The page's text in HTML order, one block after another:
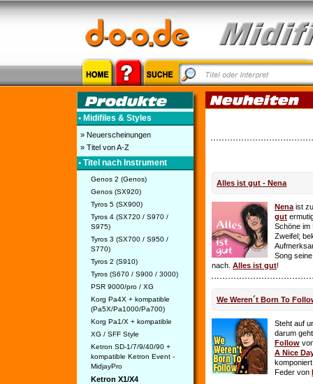
• Midifiles & Styles
» Neuerscheinungen
» Titel von A-Z
• Titel nach Instrument
Genos 2 (Genos)
Genos (SX920)
Tyros 5 (SX900)
Tyros 4 (SX720 / S970 /
S975)
Tyros 3 (SX700 / S950 /
S770)
Tyros 2 (S910)
Tyros (S670 / S900 / 3000)
PSR 9000/pro / XG
Korg Pa4X + kompatible
(Pa5X/Pa1000/Pa700)
Korg Pa1/X + kompatible
XG / SFF Style
Ketron SD-1/7/9/40/90 +
kompatible Ketron Event -
MidjayPro
Ketron X1/X4
Alles ist gut - Nena
Nena ist
gut
Schöne im
Zweifel;
Song
nach. Alles ist gut!
We Weren´t Born To
Steht auf
darum
Follow
A Nice
Feder von